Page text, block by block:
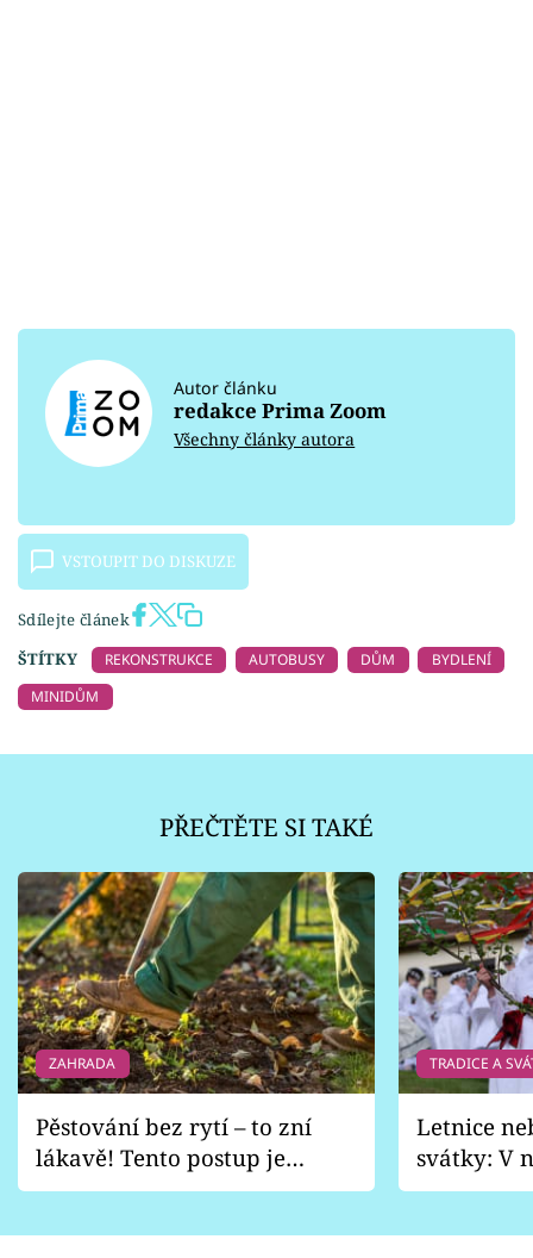
Autor článku
redakce Prima Zoom
Všechny články autora
VSTOUPIT DO DISKUZE
Sdílejte článek
ŠTÍTKY
REKONSTRUKCE AUTOBUSY DŮM
BYDLENÍ
MINIDŮM
PŘEČTĚTE SI TAKÉ
ZAHRADA
Pěstování bez rytí – to zní
lákavě! Tento postup je
vhodný jen pro některé
TRADICE A
Letnice
svátky: V
pondělí